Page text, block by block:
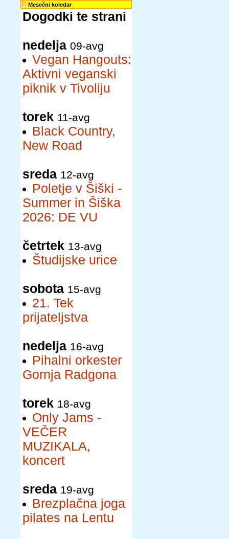
Mesečni koledar
Dogodki te strani
nedelja 09-avg
Vegan Hangouts:
Aktivni veganski
piknik v Tivoliju
torek 11-avg
Black Country,
New Road
sreda 12-avg
Poletje v Šiški -
Summer in Šiška
2026: DE VU
četrtek 13-avg
Študijske urice
sobota 15-avg
21. Tek
prijateljstva
nedelja 16-avg
Pihalni orkester
Gornja Radgona
torek 18-avg
Only Jams -
VEČER
MUZIKALA,
koncert
sreda 19-avg
Brezplačna joga
pilates na Lentu